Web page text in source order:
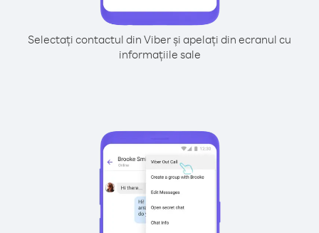
Selectați contactul din Viber și apelați din ecranul cu
informațiile sale